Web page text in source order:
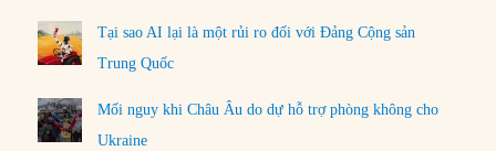
Tại sao AI lại là một rủi ro đối với Đảng Cộng sản
Trung Quốc
Mối nguy khi Châu Âu do dự hỗ trợ phòng không cho
Ukraine